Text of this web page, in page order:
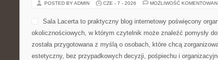
POSTED BY ADMIN CZE - 7 - 2026 MOŻLIWOŚĆ
Sala Lacerta to praktyczny blog internetowy poświęcony
okolicznościowych, w którym czytelnik może znaleźć pomysły
została przygotowana z myślą o osobach, które chcą
estetyczny, bez przypadkowych decyzji, pośpiechu i